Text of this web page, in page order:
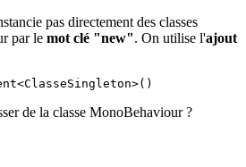
pas directement des classes
par le mot clé "new". On utilise l'ajout
de la classe MonoBehaviour ?